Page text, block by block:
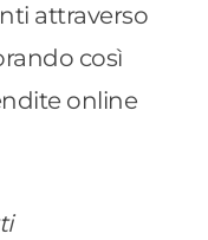
attraverso
così
online